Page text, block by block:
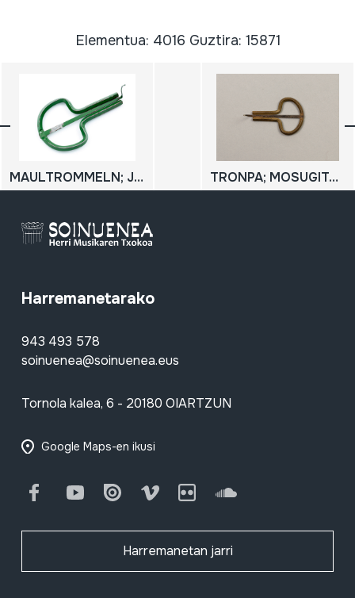
Elementua: 4016 Guztira: 15871
MAULTROMMELN; JEW'S HARP TRONPA; MOSUGITARRA; MOSUMUSIKA
Harremanetarako
943 493 578
soinuenea@soinuenea.eus
Tornola kalea, 6 - 20180 OIARTZUN
Google Maps-en ikusi
FacebookYoutube Issuu Vimeo Flickr SoundCloud
Harremanetan jarri